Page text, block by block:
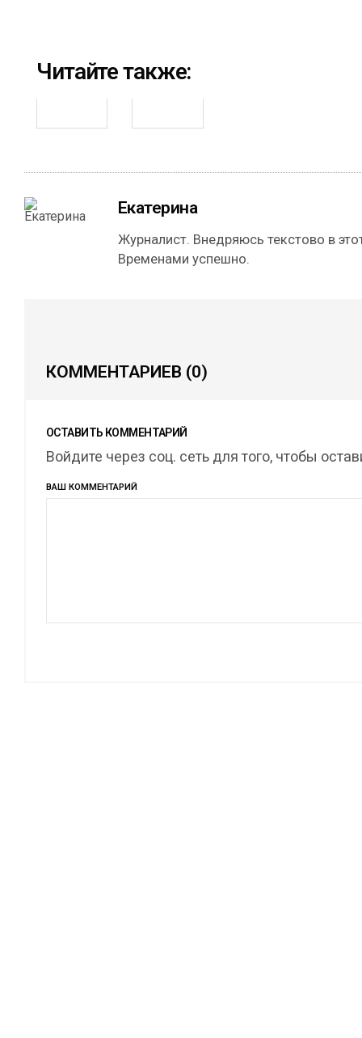
Читайте также:
Екатерина
Журналист. Внедряюсь текстово в
Временами успешно.
КОММЕНТАРИЕВ (0)
ОСТАВИТЬ КОММЕНТАРИЙ
Войдите через соц. сеть для того, чтобы
ВАШ КОММЕНТАРИЙ